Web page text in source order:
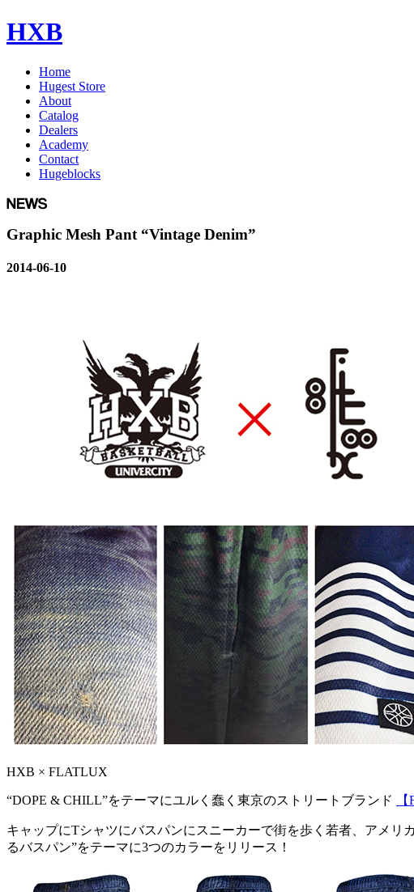
HXB
Home
Hugest Store
About
Catalog
Dealers
Academy
Contact
Hugeblocks
Graphic Mesh Pant “Vintage Denim”
2014-06-10
HXB × FLATLUX
“DOPE & CHILL”をテーマにユルく蠢く東京のストリートブランド
キャップにTシャツにバスパンにスニーカーで街を歩く若者、アメ
るバスパン”をテーマに3つのカラーをリリース！